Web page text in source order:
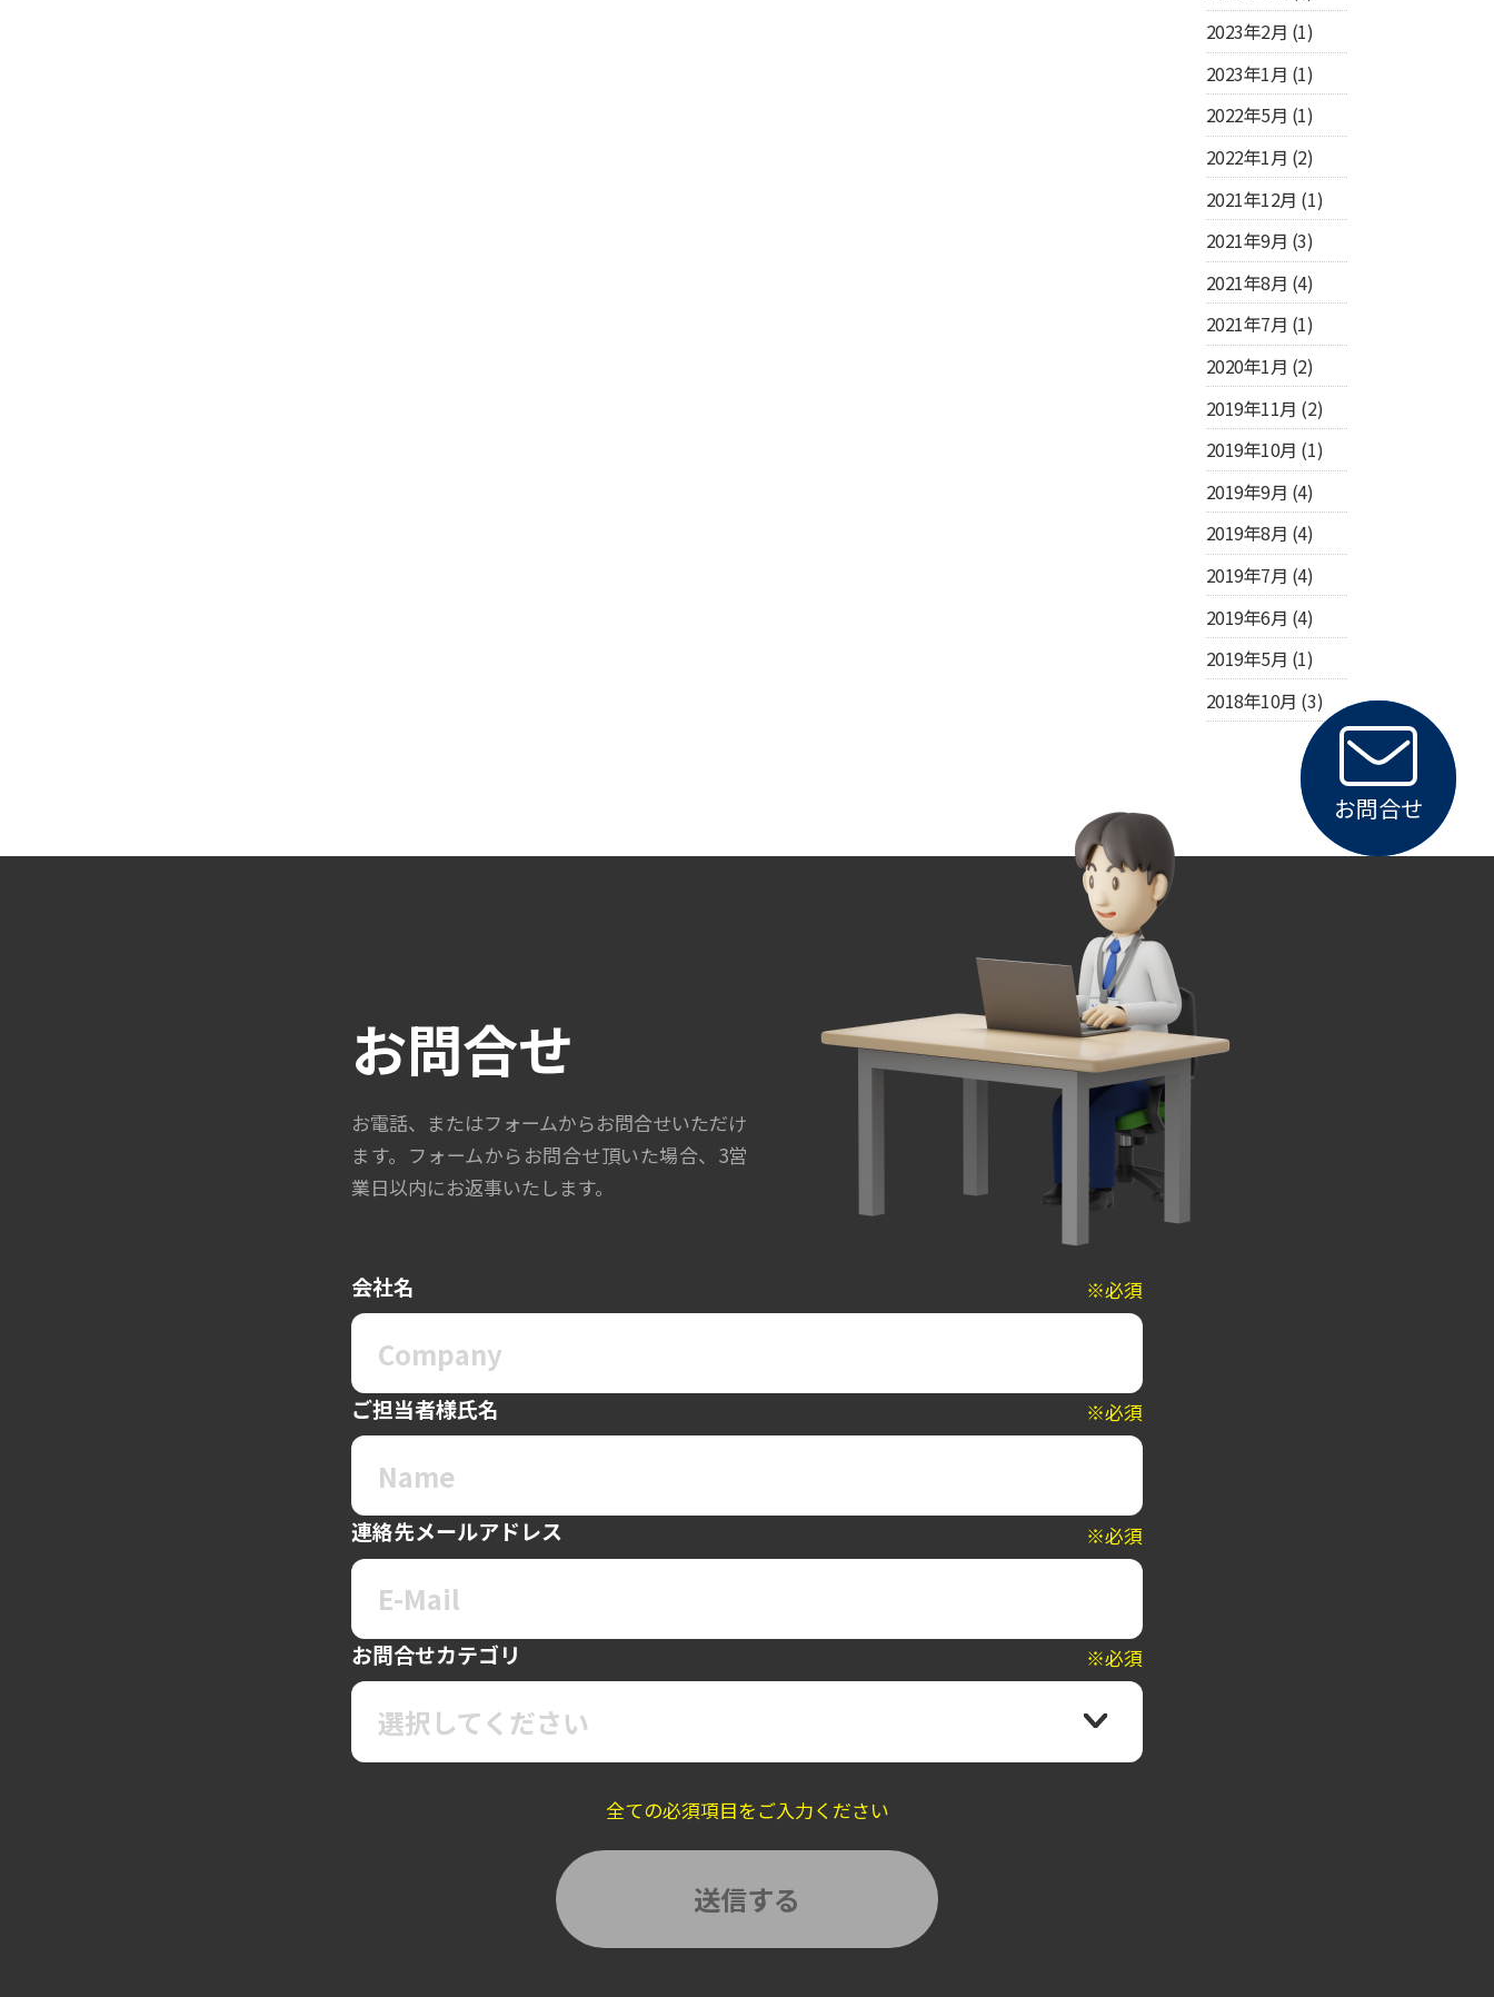
2023年2月 (1)
2023年1月 (1)
2022年5月 (1)
2022年1月 (2)
2021年12月 (1)
2021年9月 (3)
2021年8月 (4)
2021年7月 (1)
2020年1月 (2)
2019年11月 (2)
2019年10月 (1)
2019年9月 (4)
2019年8月 (4)
2019年7月 (4)
2019年6月 (4)
2019年5月 (1)
2018年10月 (3)
お問合せ
お問合せ
お電話、またはフォームからお問合せいただけ
ます。フォームからお問合せ頂いた場合、3営
業日以内にお返事いたします。
会社名 ※必須
ご担当者様氏名 ※必須
連絡先メールアドレス ※必須
お問合せカテゴリ ※必須
選択してください
全ての必須項目をご入力ください